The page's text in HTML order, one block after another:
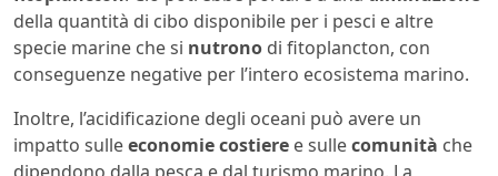
della quantità di cibo disponibile per i pesci e altre
specie marine che si nutrono di fitoplancton, con
conseguenze negative per l’intero ecosistema marino.
Inoltre, l’acidificazione degli oceani può avere un
impatto sulleeconomie costiere e sullecomunità che